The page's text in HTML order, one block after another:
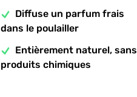
Diffuse un parfum frais
dans le poulailler
Entièrement naturel, sans
produits chimiques